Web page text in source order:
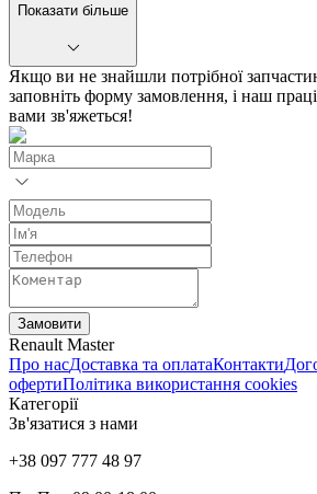
Показати більше
Якщо ви не знайшли потрібної
заповніть форму замовлення, і наш
вами зв'яжеться!
Замовити
Renault Master
Про насДоставка та оплатаКонтакти
офертиПолітика використання cookies
Категорії
Зв'язатися з нами
+38 097 777 48 97